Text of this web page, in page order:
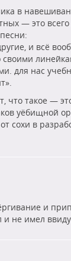
в
— это
и всё
своими
для нас
что такое —
уёбищной
сохи в
и
и не имел ввиду.